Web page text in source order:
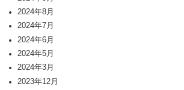
2024年8月
2024年7月
2024年6月
2024年5月
2024年3月
2023年12月